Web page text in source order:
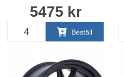
5475 kr
Beställ